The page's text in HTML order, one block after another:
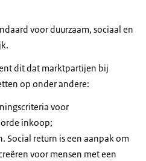
voor duurzaam, sociaal en
dit dat marktpartijen bij
op onder andere:
voor
inkoop;
Social return is een aanpak om
voor mensen met een